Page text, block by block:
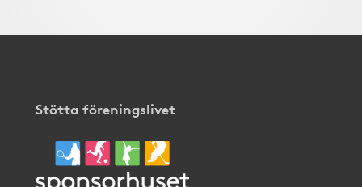
Stötta föreningslivet